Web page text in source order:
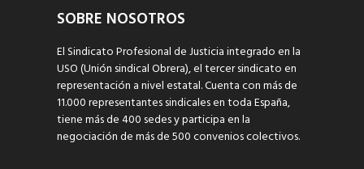
SOBRE NOSOTROS
El Sindicato Profesional de Justicia integrado en la
USO (Unión sindical Obrera), el tercer sindicato en
representación a nivel estatal. Cuenta con más de
11.000 representantes sindicales en toda España,
tiene más de 400 sedes y participa en la
negociación de más de 500 convenios colectivos.